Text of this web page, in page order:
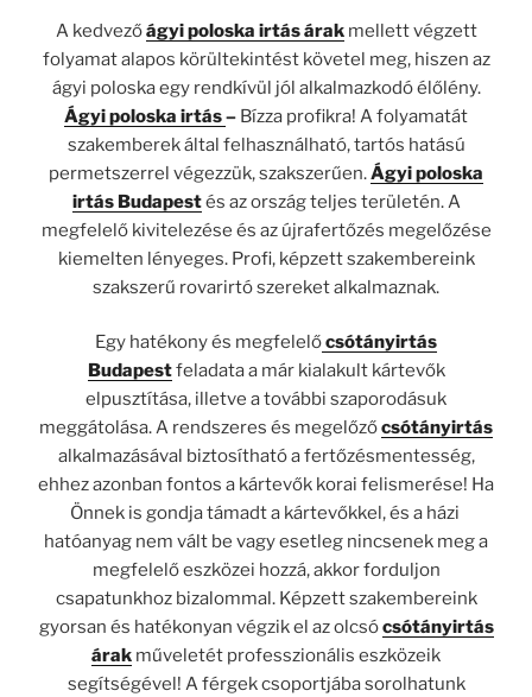
A kedvezőágyi poloska irtás árakmellett végzett
folyamat alapos körültekintést követel meg, hiszen az
ágyi poloska egy rendkívül jól alkalmazkodó élőlény.
Ágyi poloska irtás– Bízza profikra! A folyamatát
szakemberek által felhasználható, tartós hatású
permetszerrel végezzük, szakszerűen.Ágyi poloska
irtás Budapestés az ország teljes területén. A
megfelelő kivitelezése és az újrafertőzés megelőzése
kiemelten lényeges. Profi, képzett szakembereink
szakszerű rovarirtó szereket alkalmaznak.
Egy hatékony és megfelelőcsótányirtás
Budapestfeladata a már kialakult kártevők
elpusztítása, illetve a további szaporodásuk
meggátolása. A rendszeres és megelőzőcsótányirtás
alkalmazásával biztosítható a fertőzésmentesség,
ehhez azonban fontos a kártevők korai felismerése! Ha
Önnek is gondja támadt a kártevőkkel, és a házi
hatóanyag nem vált be vagy esetleg nincsenek meg a
megfelelő eszközei hozzá, akkor forduljon
csapatunkhoz bizalommal. Képzett szakembereink
gyorsan és hatékonyan végzik el az olcsócsótányirtás
árak műveletét professzionális eszközeik
segítségével! A férgek csoportjába sorolhatunk